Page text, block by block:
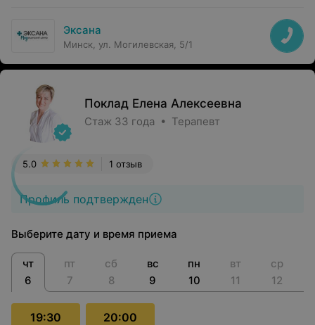
Эксана
Минск, ул. Могилевская, 5/1
Поклад Елена Алексеевна
Стаж 33 года • Терапевт
Профиль подтвержден
1 отзыв
5.0
Выберите дату и время приема
чт
6
пт
7
сб
8
вс
9
пн
10
вт
11
ср
12
19:30 20:00